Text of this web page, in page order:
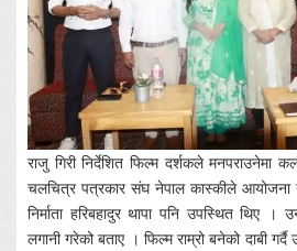
राजु गिरी निर्देशित फिल्म दर्शकले मनपराउनेमा
चलचित्र पत्रकार संघ नेपाल कास्कीले आयोजना
निर्माता हरिबहादुर थापा पनि उपस्थित थिए ।
लगानी गरेको बताए । फिल्म राम्रो बनेको दाबी